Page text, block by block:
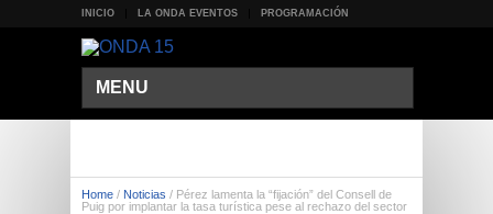
INICIO LA ONDA EVENTOS PROGRAMACIÓN
MENU
Home / Noticias / Pérez lamenta la “fijación” del Consell de
Puig por implantar la tasa turística pese al rechazo del sector